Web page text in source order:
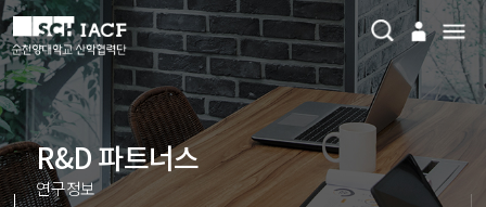
R&D 파트너스
연구정보